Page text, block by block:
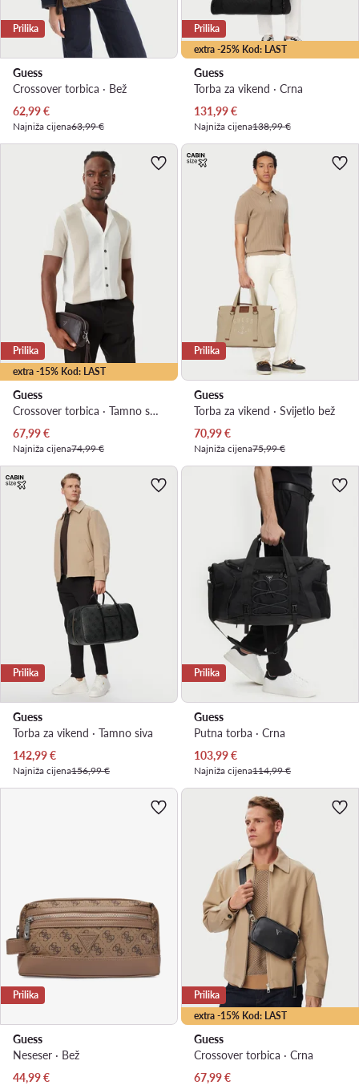
Prilika
Guess
Crossover torbica · Bež
Trenutna cijena
62,99€
Najniža cijena63,99 €
extra -25% Kod: LAST
Prilika
Guess
Torba za vikend · Crna
Trenutna cijena
131,99€
Najniža cijena138,99 €
extra -15% Kod: LAST
Prilika
Guess
Crossover torbica · Tamno smeđa
Trenutna cijena
67,99€
Najniža cijena74,99 €
Prilika
Guess
Torba za vikend · Svijetlo bež
Trenutna cijena
70,99€
Najniža cijena75,99 €
Prilika
Guess
Torba za vikend · Tamno siva
Trenutna cijena
142,99€
Najniža cijena156,99 €
Prilika
Guess
Putna torba · Crna
Trenutna cijena
103,99€
Najniža cijena114,99 €
Prilika
Guess
Neseser · Bež
Trenutna cijena
44,99€
extra -15% Kod: LAST
Prilika
Guess
Crossover torbica · Crna
Trenutna cijena
67,99€